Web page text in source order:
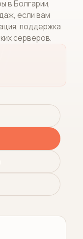
в Болгарии,
если вам
поддержка
серверов.